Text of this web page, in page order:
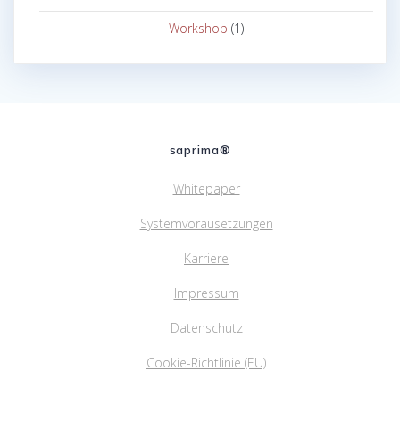
Workshop (1)
saprima®
Whitepaper
Systemvorausetzungen
Karriere
Impressum
Datenschutz
Cookie-Richtlinie (EU)